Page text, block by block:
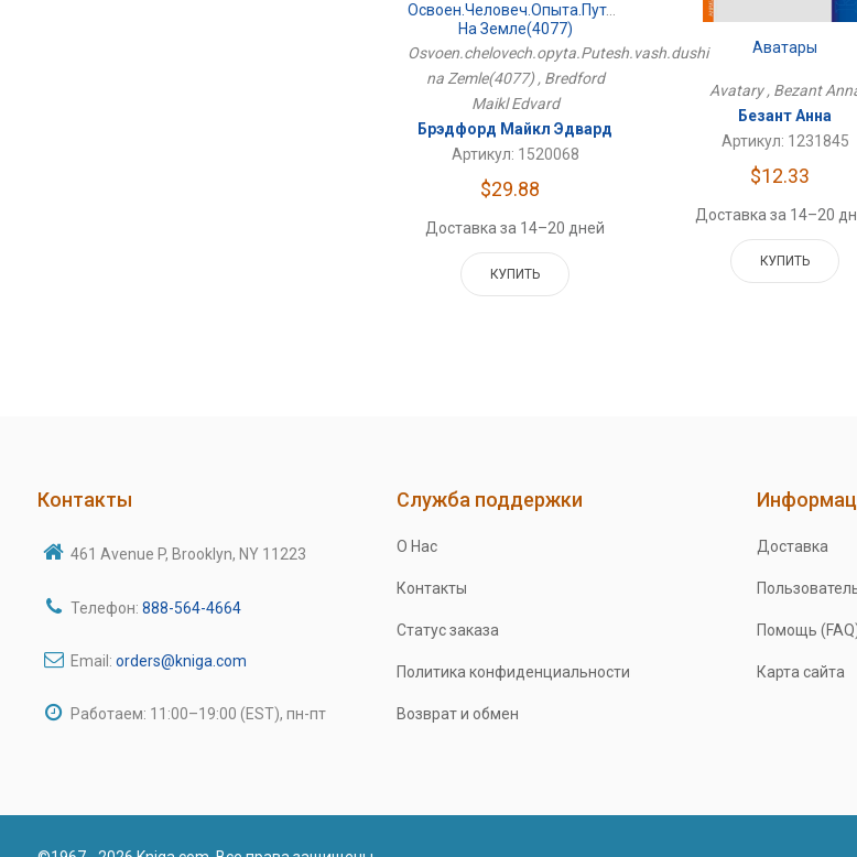
Освоен.человеч.опыта.Путеш.ваш.души
На Земле(4077)
Osvoen.chelovech.opyta.Putesh.vash.dushi
na Zemle(4077) , Bredford
Maikl Edvard
Брэдфорд Майкл Эдвард
Артикул: 1520068
$29.88
Доставка за 14–20 дней
КУПИТЬ
Аватары
Avatary , Bezant
Безант Анна
Артикул: 1231845
$12.33
Доставка за 14–20
КУПИТЬ
Контакты
461 Avenue P, Brooklyn, NY 11223
Телефон: 888-564-4664
Email: orders@kniga.com
Работаем: 11:00–19:00 (EST), пн-пт
Служба поддержки
О Нас
Контакты
Статус заказа
Политика конфиденциальности
Возврат и обмен
Доставка
Помощь
Карта сайта